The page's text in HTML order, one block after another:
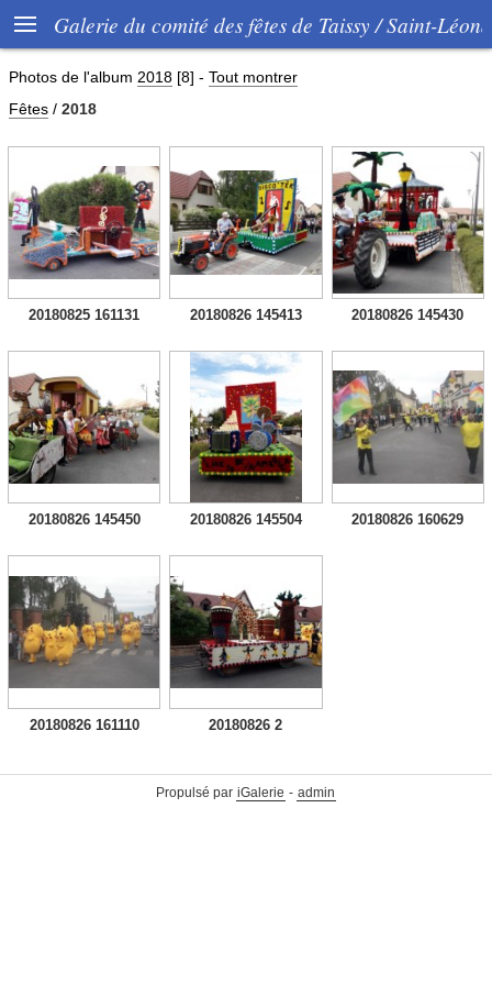
 Galerie du comité des fêtes de Taissy / Saint-
Photos de l'album 2018 [8] - Tout montrer
Fêtes / 2018
20180825 161131 20180826 145413 20180826 145430
20180826 145450 20180826 145504 20180826 160629
20180826 161110 20180826 2
Propulsé par iGalerie - admin